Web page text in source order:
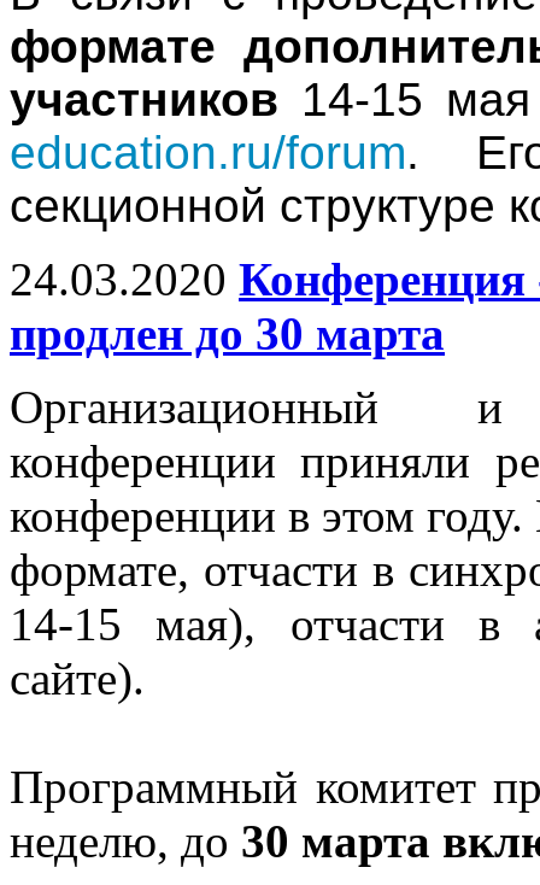
формате
участников 14-15
education.ru/forum.
секционной структуре
24.03.2020 Конференция
продлен до 30 марта
Организационный
конференции приняли
конференции в этом
формате, отчасти в
14-15 мая), отчасти в
сайте).
Программный комитет
неделю, до 30 марта